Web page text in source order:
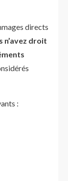
directs
n’avez droit
: